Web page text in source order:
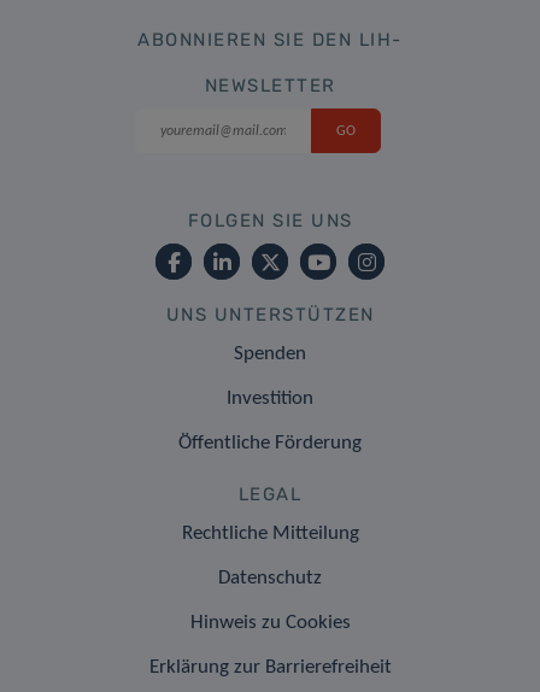
ABONNIEREN SIE DEN LIH-
NEWSLETTER
FOLGEN SIE UNS
UNS UNTERSTÜTZEN
Spenden
Investition
Öffentliche Förderung
LEGAL
Rechtliche Mitteilung
Datenschutz
Hinweis zu Cookies
Erklärung zur Barrierefreiheit